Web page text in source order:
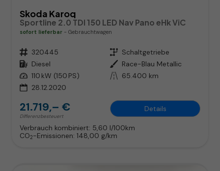
Skoda Karoq
Sportline 2.0 TDI 150 LED Nav Pano eHk ViC
sofort lieferbar Gebrauchtwagen
Fahrzeugnr. 320445 Getriebe Schaltgetriebe
Kraftstoff Diesel Außenfarbe Race-Blau Metallic
Leistung 110 kW (150 PS) Kilometerstand 65.400 km
28.12.2020
21.719,– €
Differenzbesteuert
Details
Verbrauch kombiniert: 5,60 l/100km
CO2-Emissionen: 148,00 g/km